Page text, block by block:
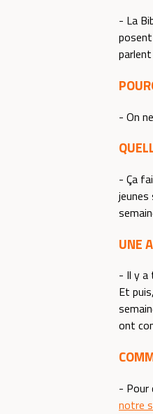
- La
- On
- Ça
UNE
- Il y a
Et
ont
- Pour
notre